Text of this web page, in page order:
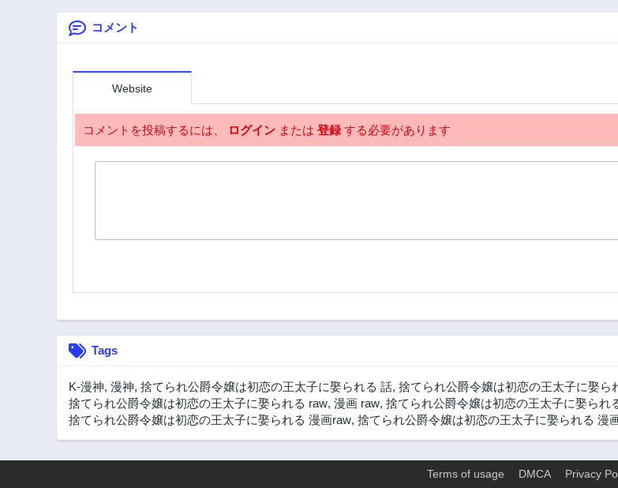
コメント
Website
コメントを投稿するには、 ログイン または 登録する必要があります
Tags
K-漫神, 漫神, 捨てられ公爵令嬢は初恋の王太子に娶られる 話, 捨てられ公爵令嬢は初恋の王太子に娶ら
捨てられ公爵令嬢は初恋の王太子に娶られる raw, 漫画 raw, 捨てられ公爵令嬢は初恋の王太子に娶られ
捨てられ公爵令嬢は初恋の王太子に娶られる 漫画raw, 捨てられ公爵令嬢は初恋の王太子に娶られる 漫
Terms of usage DMCA Privacy